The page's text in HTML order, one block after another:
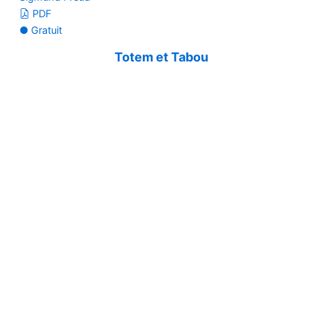
PDF
● Gratuit
Totem et Tabou